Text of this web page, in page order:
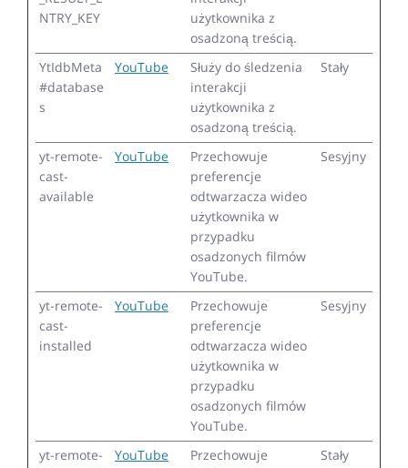
NTRY_KEY
użytkownika z
osadzoną treścią.
YtIdbMeta
#database
s
YouTube
Służy do śledzenia
interakcji
użytkownika z
osadzoną treścią.
Stały
yt-remote-
cast-
available
YouTube
Przechowuje
preferencje
odtwarzacza wideo
użytkownika w
przypadku
osadzonych filmów
YouTube.
Sesyjny
yt-remote-
cast-
installed
YouTube
Przechowuje
preferencje
odtwarzacza wideo
użytkownika w
przypadku
osadzonych filmów
YouTube.
Sesyjny
yt-remote-
YouTube
Przechowuje
Stały